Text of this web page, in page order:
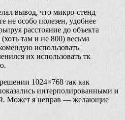
вывод, что микро-стенд
не особо полезен, удобнее
расстояние до объекта
там и не 800) весьма
использовать
их использовать тк
1024×768 так как
интерполированными и
Может я неправ — желающие